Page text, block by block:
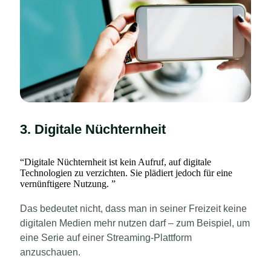
3. Digitale Nüchternheit
“Digitale Nüchternheit ist kein Aufruf, auf digitale
Technologien zu verzichten. Sie plädiert jedoch für eine
vernünftigere Nutzung. ”
Das bedeutet nicht, dass man in seiner Freizeit keine
digitalen Medien mehr nutzen darf – zum Beispiel, um
eine Serie auf einer Streaming-Plattform
anzuschauen.